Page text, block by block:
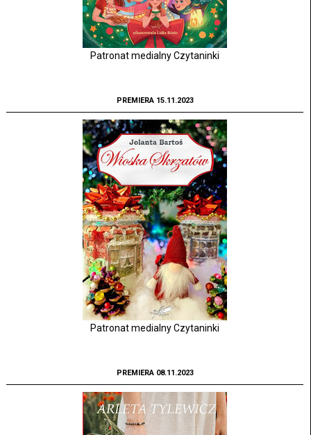
Patronat medialny Czytaninki
PREMIERA 15.11.2023
Patronat medialny Czytaninki
PREMIERA 08.11.2023